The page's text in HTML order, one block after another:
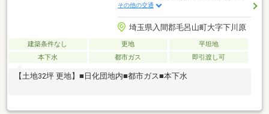
その他の交通
埼玉県入間郡毛呂山町大字下川原
建築条件なし 更地
平坦地
本下水
都市ガス 即引渡し可
【土地32坪 更地】■日化団地内■都市ガス■本下水